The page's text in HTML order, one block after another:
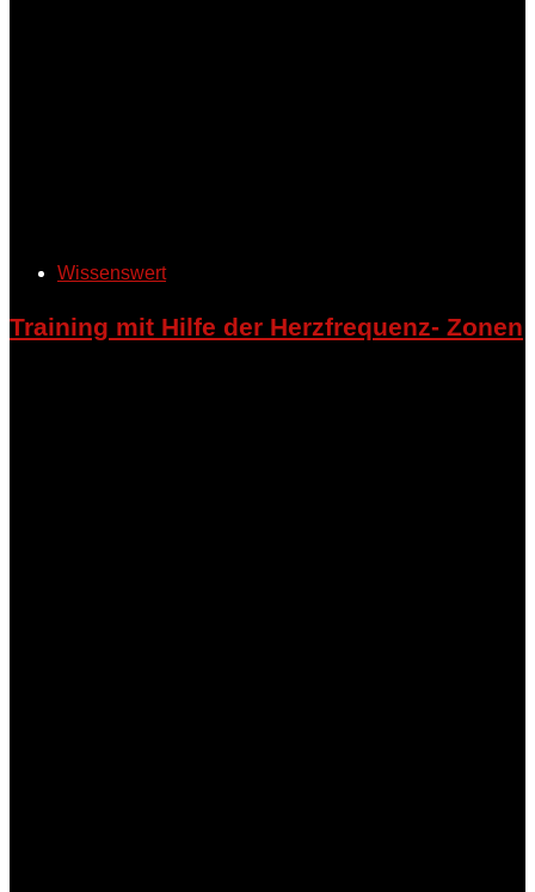
Wissenswert
Training mit Hilfe der Herzfrequenz- Zonen